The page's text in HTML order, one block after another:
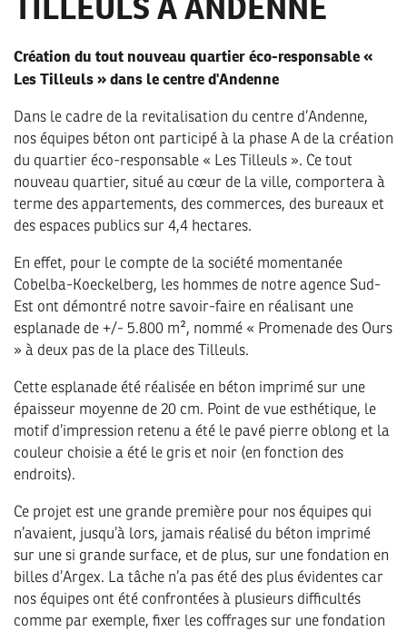
Création du tout nouveau quartier éco-responsable «
Les Tilleuls » dans le centre d'Andenne
Dans le cadre de la revitalisation du centre d’Andenne,
nos équipes béton ont participé à la phase A de la création
du quartier éco-responsable « Les Tilleuls ». Ce tout
nouveau quartier, situé au cœur de la ville, comportera à
terme des appartements, des commerces, des bureaux et
des espaces publics sur 4,4 hectares.
En effet, pour le compte de la société momentanée
Cobelba-Koeckelberg, les hommes de notre agence Sud-
Est ont démontré notre savoir-faire en réalisant une
esplanade de +/- 5.800 m², nommé « Promenade des Ours
» à deux pas de la place des Tilleuls.
Cette esplanade été réalisée en béton imprimé sur une
épaisseur moyenne de 20 cm. Point de vue esthétique, le
motif d’impression retenu a été le pavé pierre oblong et la
couleur choisie a été le gris et noir (en fonction des
endroits).
Ce projet est une grande première pour nos équipes qui
n’avaient, jusqu’à lors, jamais réalisé du béton imprimé
sur une si grande surface, et de plus, sur une fondation en
billes d’Argex. La tâche n’a pas été des plus évidentes car
nos équipes ont été confrontées à plusieurs difficultés
comme par exemple, fixer les coffrages sur une fondation